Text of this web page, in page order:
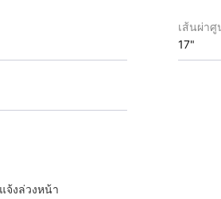
เส้นผ่า
17"
จ้งล่วงหน้า